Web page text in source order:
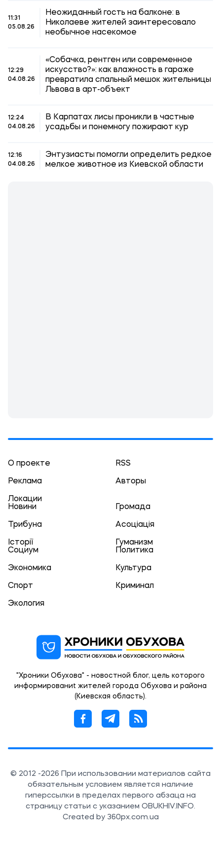
11:31
05.08.26
Неожиданный гость на балконе: в
Николаеве жителей заинтересовало
необычное насекомое
12:29
04.08.26
«Собачка, рентген или современное
искусство?»: как влажность в гараже
превратила спальный мешок жительницы
Львова в арт-объект
12:24
04.08.26
В Карпатах лисы проникли в частные
усадьбы и понемногу пожирают кур
12:16
04.08.26
Энтузиасты помогли определить редкое
мелкое животное из Киевской области
О проекте RSS
Реклама Авторы
Локации
Новини
Громада
Трибуна Асоціація
Історії
Гуманизм
Социум
Политика
Экономика Культура
Спорт Криминал
Экология
"Хроники Обухова" - новостной блог, цель которого
информированиt жителей города Обухова и района
(Киевская область).
© 2012 -2026 При использовании материалов сайта
обязательным условием является наличие
гиперссылки в пределах первого абзаца на
страницу статьи с указанием OBUKHIV.INFO.
Created by 360px.com.ua